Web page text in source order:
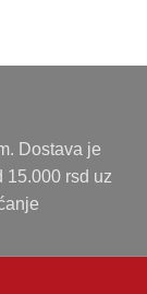
Dostava je
15.000 rsd uz